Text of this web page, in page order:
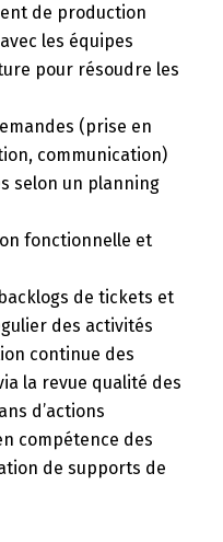
de production
les équipes
pour résoudre les
(prise en
communication)
selon un planning
fonctionnelle et
de tickets et
des activités
continue des
la revue qualité des
d’actions
compétence des
de supports de